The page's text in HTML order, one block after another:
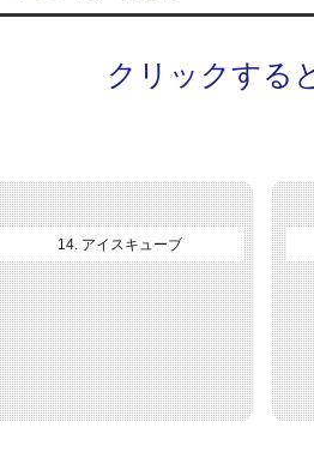
クリックする
14. アイスキューブ